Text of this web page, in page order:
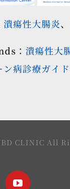
潰瘍性大腸炎、
： 潰瘍性大
ン病診療ガイ
CLINIC All